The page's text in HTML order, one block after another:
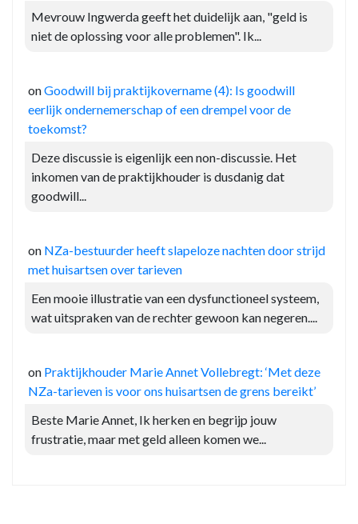
Mevrouw Ingwerda geeft het duidelijk aan, "geld is
niet de oplossing voor alle problemen". Ik...
onGoodwill bij praktijkovername (4): Is goodwill
eerlijk ondernemerschap of een drempel voor de
toekomst?
Deze discussie is eigenlijk een non-discussie. Het
inkomen van de praktijkhouder is dusdanig dat
goodwill...
on NZa-bestuurder heeft slapeloze nachten door strijd
met huisartsen over tarieven
Een mooie illustratie van een dysfunctioneel systeem,
wat uitspraken van de rechter gewoon kan negeren....
on Praktijkhouder Marie Annet Vollebregt: ‘Met deze
NZa-tarieven is voor ons huisartsen de grens bereikt’
Beste Marie Annet, Ik herken en begrijp jouw
frustratie, maar met geld alleen komen we...